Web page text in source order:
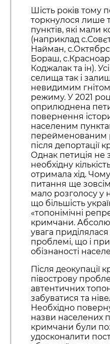
Шість років тому
торкнулося лише
пунктів, які мали
(наприклад
Найман,
Бораш,
Коджалак та ін).
селища так і
невидимим гнітом
режиму. У 2021
оприлюднена
повернення
населеним
перейменованим
після депортації
Однак петиція не
необхідну
отримала хід.
питання ще
мало розголосу у
що більшість
«топонімічні
кримчани.
увага
проблемі, що і
обізнаності
Після деокупації
півострову
автентичних
забуватися та
Необхідно
назви населених
кримчани були
удосконалити